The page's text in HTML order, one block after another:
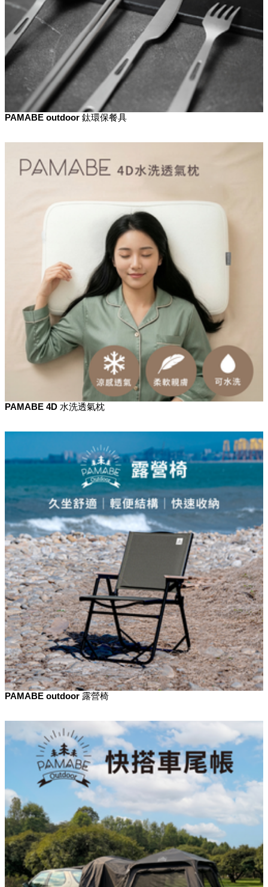
PAMABE outdoor 鈦環保餐具
PAMABE 4D 水洗透氣枕
PAMABE outdoor 露營椅